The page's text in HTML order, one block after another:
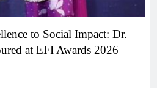
to Social Impact: Dr.
at EFI Awards 2026